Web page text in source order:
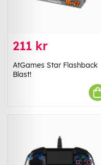
211 kr
AtGames Star Flashback
Blast!